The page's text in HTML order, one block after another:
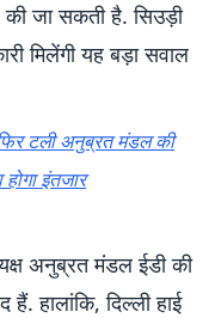
जा सकती है. सिउड़ी
मिलेंगी यह बड़ा सवाल
टली अनुब्रत मंडल की
इंतजार
अनुब्रत मंडल ईडी की
हालांकि, दिल्ली हाई